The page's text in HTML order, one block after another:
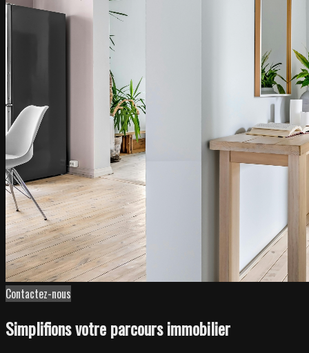
Contactez-nous
Simplifions votre parcours immobilier